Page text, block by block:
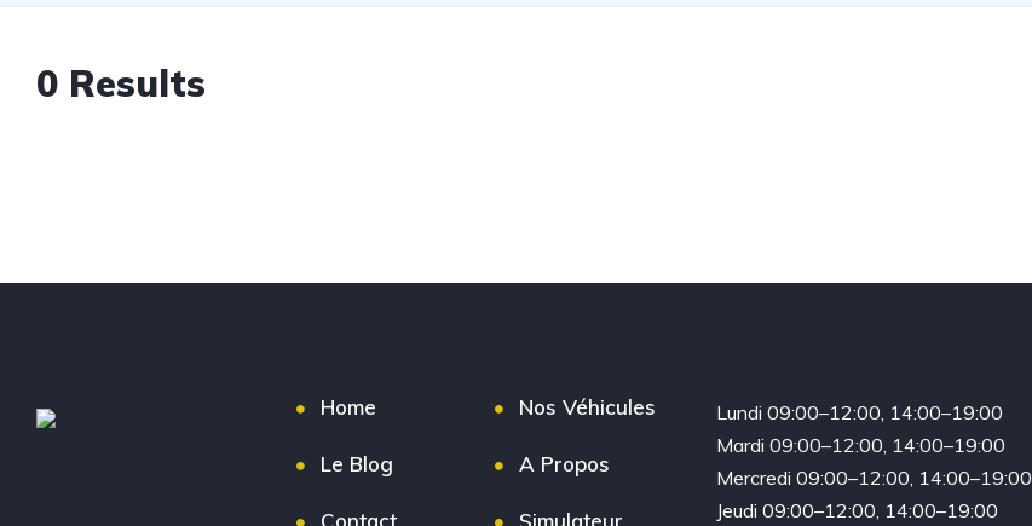
0 Results
Home Nos Véhicules
Le Blog A Propos
Contact Simulateur
Lundi 09:00–12:00, 14:00–19:00
Mardi 09:00–12:00, 14:00–19:00
Mercredi 09:00–12:00, 14:00–19:00
Jeudi 09:00–12:00, 14:00–19:00